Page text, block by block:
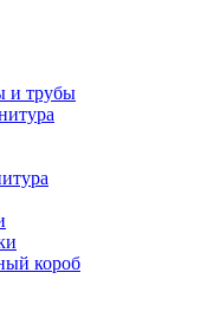
и трубы
короб